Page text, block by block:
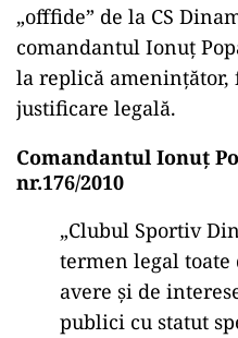
„offfide” de la CS
comandantul Ionuț
la replică amenințător,
justificare legală.
Comandantul Ionuț
nr.176/2010
„Clubul Sportiv
termen legal
avere și de
publici cu statut